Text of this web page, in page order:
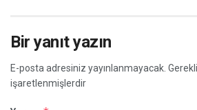
Bir yanıt yazın
E-posta adresiniz yayınlanmayacak.
işaretlenmişlerdir